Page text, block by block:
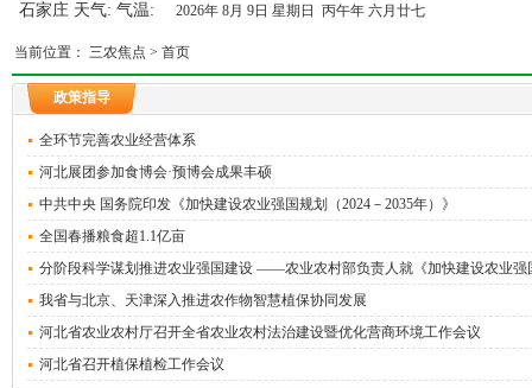
石家庄 天气: 气温: 2026年 8月 9日 星期日 丙午年 六月廿七
当前位置： 三农焦点 > 首页
政策指导
全环节完善农业经营体系
河北展团参加食博会·预博会成果丰硕
中共中央 国务院印发《加快建设农业强国规划（2024－2035年）》
全国春播粮食超1.1亿亩
分阶段科学谋划推进农业强国建设 ——农业农村部负责人就《加快建设农业强
我省与北京、天津深入推进农作物智慧植保协同发展
河北省农业农村厅召开全省农业农村法治建设暨优化营商环境工作会议
河北省召开植保植检工作会议